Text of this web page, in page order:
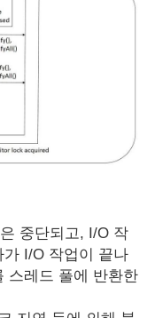
중단되고, I/O 작
I/O 작업이 끝나
스레드 풀에 반환한